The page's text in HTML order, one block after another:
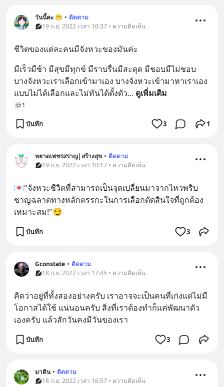
วันนี้คะ 😁 • ติดตาม
19 ก.ย. 2022 เวลา 10:37 • ความคิดเห็น
ชีวิตของแต่ละคนมีจังหวะของมันค่ะ
มีเร็วมีช้า มีสุขมีทุกข์ มีราบรื่นมีสะดุด มีชอบมีไม่ชอบ
บางจังหวะเราเลือกเข้ามาเอง บางจังหวะเข้ามาหาเราเอง
แบบไม่ได้เลือกและไม่ทันได้ตั้งตัว... ดูเพิ่มเติม
1
บันทึก 3 1
หยาดเพชรสราญ|สร้างสุข • ติดตาม
19 ก.ย. 2022 เวลา 10:17 • ความคิดเห็น
💌"จังหวะชีวิตที่สามารถเป็นจุดเปลี่ยนมาจากไหวพริบ
ชาญฉลาดทางหลักตรรกะในการเลือกตัดสินใจที่ถูกต้อง
เหมาะสม!"😏
บันทึก 3
Gconstate • ติดตาม
18 ก.ย. 2022 เวลา 17:45 • ความคิดเห็น
คิดว่าอยู่ที่ทั้งสองอย่างครับ เราอาจจะเป็นคนที่เก่งแต่ไม่มี
โอกาสได้ใช้ แน่นอนครับ สิ่งที่เราต้องทำก็แค่พัฒนาตัว
เองครับ แล้วสักวันคงมีวันของเรา
บันทึก 3
มาดิน • ติดตาม
18 ก.ย. 2022 เวลา 16:57 • ความคิดเห็น